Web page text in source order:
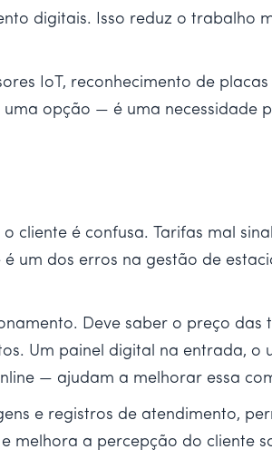
digitais. Isso reduz o trabalho
IoT, reconhecimento de
opção — é uma necessidade
é confusa. Tarifas mal
um dos erros na gestão de
Deve saber o preço das
Um painel digital na entrada, o
— ajudam a melhorar essa
e registros de atendimento,
melhora a percepção do cliente